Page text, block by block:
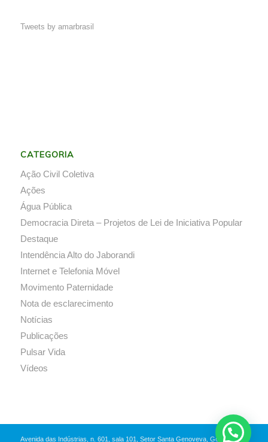
Tweets by amarbrasil
CATEGORIA
Ação Civil Coletiva
Ações
Água Pública
Democracia Direta – Projetos de Lei de Iniciativa Popular
Destaque
Intendência Alto do Jaborandi
Internet e Telefonia Móvel
Movimento Paternidade
Nota de esclarecimento
Notícias
Publicações
Pulsar Vida
Vídeos
Avenida das Indústrias, n. 601, sala 101, Setor Santa Genoveva, Goiânia-GO,